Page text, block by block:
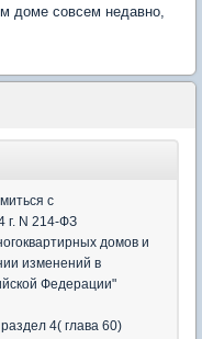
доме совсем недавно,
с
г. N 214-ФЗ
домов и
изменений в
Федерации"
4( глава 60)